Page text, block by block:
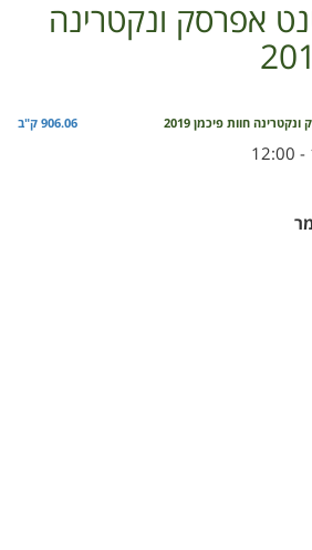
אפרסק ונקטרינה
חוות פיכמן 2019 906.06 ק"ב